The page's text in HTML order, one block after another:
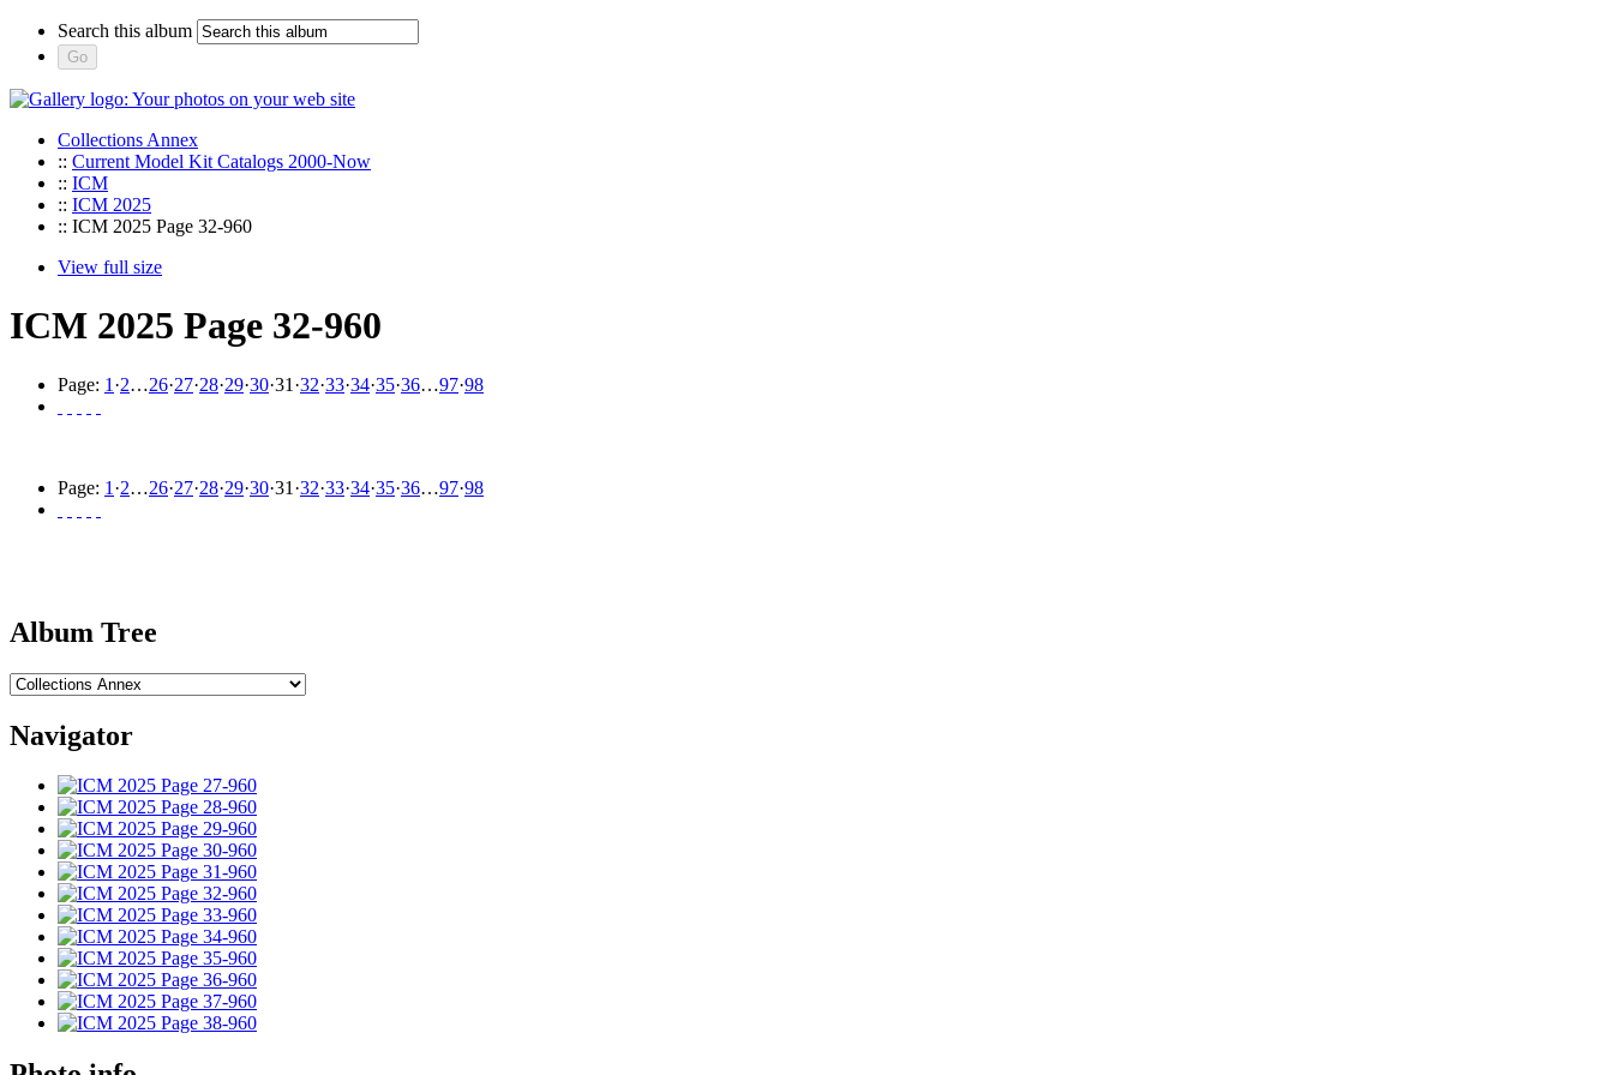
Search this album
Collections Annex
:: Current Model Kit Catalogs 2000-Now
:: ICM
:: ICM 2025
:: ICM 2025 Page 32-960
View full size
ICM 2025 Page 32-960
Page: 1 ·2…26·27·28·29·30·31 ·32·33·34·35·36…97·98
Page: 1 ·2…26·27·28·29·30·31 ·32·33·34·35·36…97·98
Album Tree
Navigator